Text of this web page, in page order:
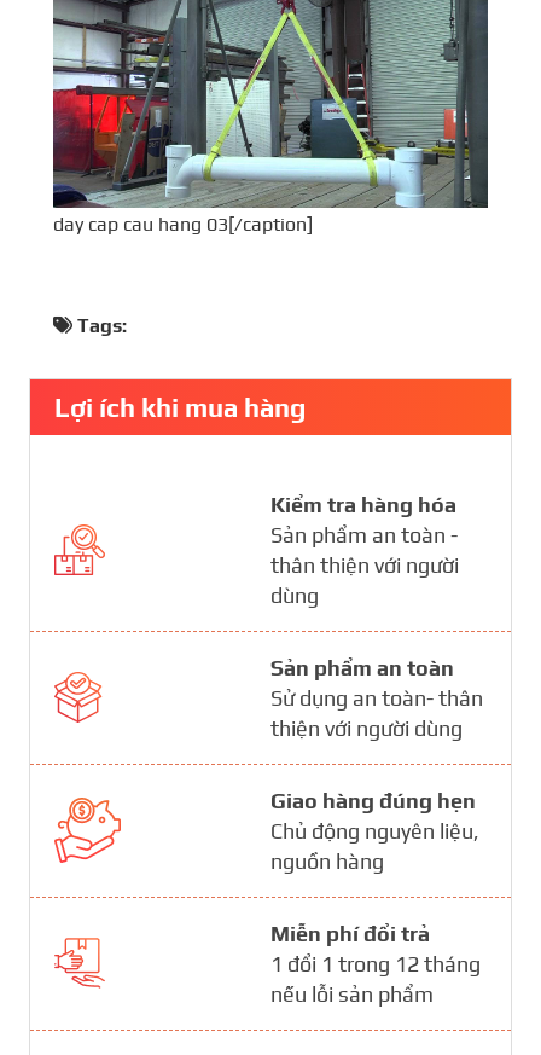
day cap cau hang 03[/caption]
Tags:
Lợi ích khi mua hàng
Kiểm tra hàng hóa
Sản phẩm an toàn -
thân thiện với người
dùng
Sản phẩm an toàn
Sử dụng an toàn- thân
thiện với người dùng
Giao hàng đúng hẹn
Chủ động nguyên liệu,
nguồn hàng
Miễn phí đổi trả
1 đổi 1 trong 12 tháng
nếu lỗi sản phẩm